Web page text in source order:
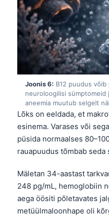
Joonis 6: B12 puudus
neuroloogilisi sümptomeid
aneemia muutub selgelt
Lõks on eeldada, et
esinema. Varases või
püsida normaalses
rauapuudus tõmbab seda
Mäletan 34-aastast
248 pg/mL, hemoglobiin
aega öösiti põletavates
metüülmaloonhape oli
Lietuvių kalba
Polski
한국어
Magyar
Shqip
اردو
मराठी
తెలుగు
தமிழ்
ગુજરાતી
ಕನ್ನಡ